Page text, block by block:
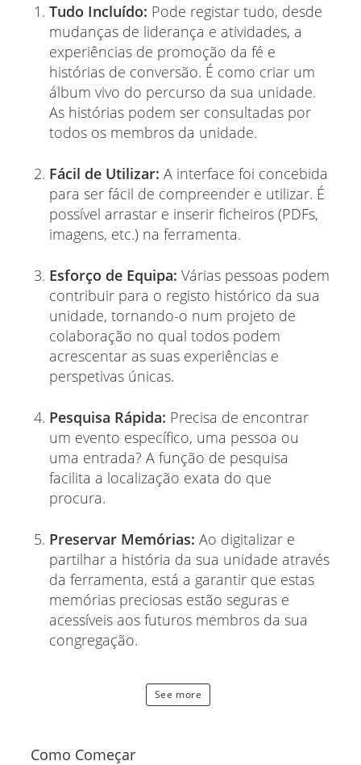
Tudo Incluído: Pode registar tudo, desde
mudanças de liderança e atividades, a
experiências de promoção da fé e
histórias de conversão. É como criar um
álbum vivo do percurso da sua unidade.
As histórias podem ser consultadas por
todos os membros da unidade.
Fácil de Utilizar: A interface foi concebida
para ser fácil de compreender e utilizar. É
possível arrastar e inserir ficheiros (PDFs,
imagens, etc.) na ferramenta.
Esforço de Equipa: Várias pessoas podem
contribuir para o registo histórico da sua
unidade, tornando-o num projeto de
colaboração no qual todos podem
acrescentar as suas experiências e
perspetivas únicas.
Pesquisa Rápida: Precisa de encontrar
um evento específico, uma pessoa ou
uma entrada? A função de pesquisa
facilita a localização exata do que
procura.
Preservar Memórias: Ao digitalizar e
partilhar a história da sua unidade através
da ferramenta, está a garantir que estas
memórias preciosas estão seguras e
acessíveis aos futuros membros da sua
congregação.
See more
Como Começar